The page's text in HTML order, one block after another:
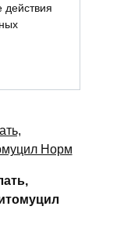
действия